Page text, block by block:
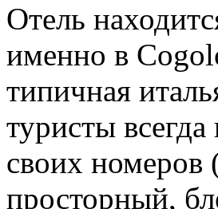
Отель
именно в
типичная
туристы
своих номеров
просторный,